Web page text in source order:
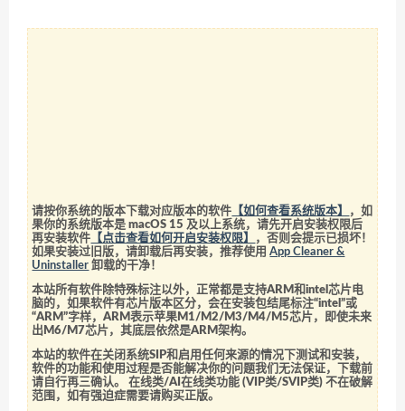
请按你系统的版本下载对应版本的软件 【如何查看系统版本】
，如
果你的系统版本是 macOS 15 及以上系统，请先开启安装权限后
再安装软件 【点击查看如何开启安装权限】
，否则会提示已损坏！
如果安装过旧版，请卸载后再安装，推荐使用App Cleaner &
Uninstaller 卸载的干净！
本站所有软件除特殊标注以外，正常都是支持ARM和intel芯片电
脑的，如果软件有芯片版本区分，会在安装包结尾标注“intel”或
“ARM”字样，ARM表示苹果M1/M2/M3/M4/M5芯片，即使未来
出M6/M7芯片，其底层依然是ARM架构。
本站的软件在关闭系统SIP和启用任何来源的情况下测试和安装，
软件的功能和使用过程是否能解决你的问题我们无法保证，下载前
请自行再三确认。 在线类/AI在线类功能 (VIP类/SVIP类) 不在破解
范围，如有强迫症需要请购买正版。